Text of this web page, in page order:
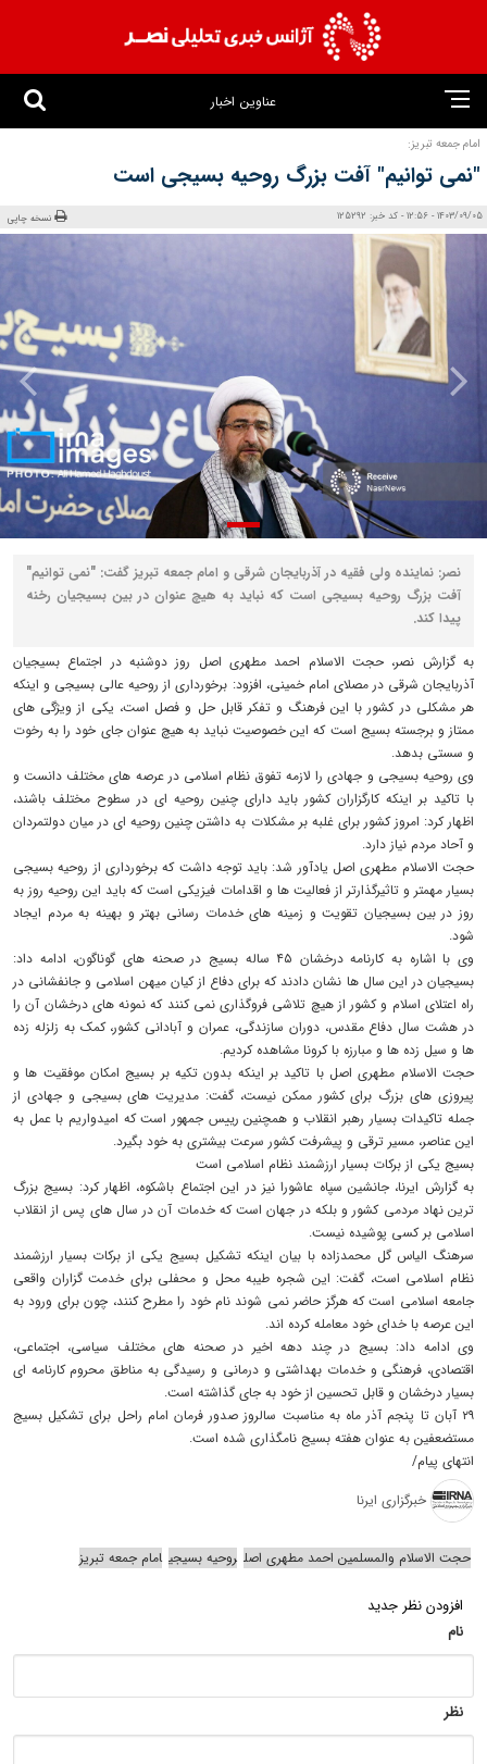
عناوین اخبار
امام جمعه تبریز:
"نمی توانیم" آفت بزرگ روحیه بسیجی است
1403/09/05 - 12:56 - کد خبر: 125292 نسخه چاپی
نصر: نماینده ولی فقیه در آذربایجان شرقی و امام جمعه تبریز گفت: "نمی توانیم"
آفت بزرگ روحیه بسیجی است که نباید به هیچ عنوان در بین بسیجیان رخنه
پیدا کند.
به گزارش نصر، حجت الاسلام احمد مطهری اصل روز دوشنبه در اجتماع بسیجیان
آذربایجان شرقی در مصلای امام خمینی، افزود: برخورداری از روحیه عالی بسیجی و اینکه
هر مشکلی در کشور با این فرهنگ و تفکر قابل حل و فصل است، یکی از ویژگی های
ممتاز و برجسته بسیج است که این خصوصیت نباید به هیچ عنوان جای خود را به رخوت
و سستی بدهد.
وی روحیه بسیجی و جهادی را لازمه تفوق نظام اسلامی در عرصه های مختلف دانست و
با تاکید بر اینکه کارگزاران کشور باید دارای چنین روحیه ای در سطوح مختلف باشند،
اظهار کرد: امروز کشور برای غلبه بر مشکلات به داشتن چنین روحیه ای در میان دولتمردان
و آحاد مردم نیاز دارد.
حجت الاسلام مطهری اصل یادآور شد: باید توجه داشت که برخورداری از روحیه بسیجی
بسیار مهمتر و تاثیرگذارتر از فعالیت ها و اقدامات فیزیکی است که باید این روحیه روز به
روز در بین بسیجیان تقویت و زمینه های خدمات رسانی بهتر و بهینه به مردم ایجاد
شود.
وی با اشاره به کارنامه درخشان ۴۵ ساله بسیج در صحنه های گوناگون، ادامه داد:
بسیجیان در این سال ها نشان دادند که برای دفاع از کیان میهن اسلامی و جانفشانی در
راه اعتلای اسلام و کشور از هیچ تلاشی فروگذاری نمی کنند که نمونه های درخشان آن را
در هشت سال دفاع مقدس، دوران سازندگی، عمران و آبادانی کشور، کمک به زلزله زده
ها و سیل زده ها و مبارزه با کرونا مشاهده کردیم.
حجت الاسلام مطهری اصل با تاکید بر اینکه بدون تکیه بر بسیج امکان موفقیت ها و
پیروزی های بزرگ برای کشور ممکن نیست، گفت: مدیریت های بسیجی و جهادی از
جمله تاکیدات بسیار رهبر انقلاب و همچنین رییس جمهور است که امیدواریم با عمل به
این عناصر، مسیر ترقی و پیشرفت کشور سرعت بیشتری به خود بگیرد.
بسیج یکی از برکات بسیار ارزشمند نظام اسلامی است
به گزارش ایرنا، جانشین سپاه عاشورا نیز در این اجتماع باشکوه، اظهار کرد: بسیج بزرگ
ترین نهاد مردمی کشور و بلکه در جهان است که خدمات آن در سال های پس از انقلاب
اسلامی بر کسی پوشیده نیست.
سرهنگ الیاس گل محمدزاده با بیان اینکه تشکیل بسیج یکی از برکات بسیار ارزشمند
نظام اسلامی است، گفت: این شجره طیبه محل و محفلی برای خدمت گزاران واقعی
جامعه اسلامی است که هرگز حاضر نمی شوند نام خود را مطرح کنند، چون برای ورود به
این عرصه با خدای خود معامله کرده اند.
وی ادامه داد: بسیج در چند دهه اخیر در صحنه های مختلف سیاسی، اجتماعی،
اقتصادی، فرهنگی و خدمات بهداشتی و درمانی و رسیدگی به مناطق محروم کارنامه ای
بسیار درخشان و قابل تحسین از خود به جای گذاشته است.
۲۹ آبان تا پنجم آذر ماه به مناسبت سالروز صدور فرمان امام راحل برای تشکیل بسیج
مستضعفین به عنوان هفته بسیج نامگذاری شده است.
انتهای پیام/
خبرگزاری ایرنا
حجت الاسلام والمسلمین احمد مطهری اصل روحیه بسیجی امام جمعه تبریز
افزودن نظر جدید
نام
نظر